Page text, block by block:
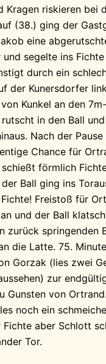
Kragen riskieren bei
(38.) ging der
eine
segelte ins
durch ein
der Kunersdorfer
Kunkel an den
in den Ball
Nach der
Chance für
förmlich
Ball ging ins
Freistoß für
und der Ball
zurück springenden
die Latte. 75.
Gorzak (lies zwei
zur
Gunsten von
noch ein
aber Schlott
Tor.